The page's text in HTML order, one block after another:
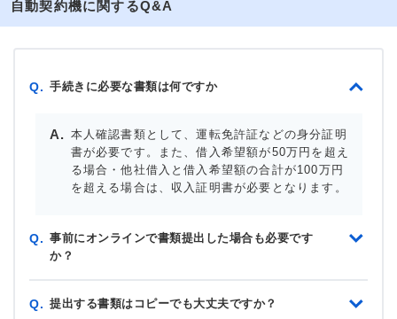
自動契約機に関するQ&A
Q. 手続きに必要な書類は何ですか
本人確認書類として、運転免許証などの身分証明
書が必要です。また、借入希望額が50万円を超え
る場合・他社借入と借入希望額の合計が100万円
を超える場合は、収入証明書が必要となります。
Q. 事前にオンラインで書類提出した場合も必要です
か？
Q. 提出する書類はコピーでも大丈夫ですか？